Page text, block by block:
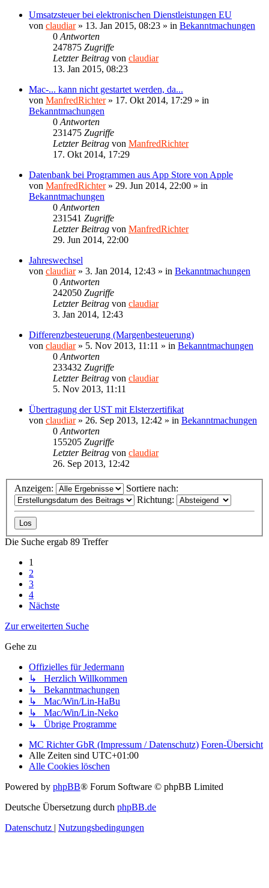
Umsatzsteuer bei elektronischen Dienstleistungen EU
von claudiar» 13. Jan 2015, 08:23 » in Bekanntmachungen
0 Antworten
247875 Zugriffe
Letzter Beitrag von claudiar
13. Jan 2015, 08:23
Mac-... kann nicht gestartet werden, da...
von ManfredRichter» 17. Okt 2014, 17:29 » in
Bekanntmachungen
0 Antworten
231475 Zugriffe
Letzter Beitrag von ManfredRichter
17. Okt 2014, 17:29
Datenbank bei Programmen aus App Store von Apple
von ManfredRichter» 29. Jun 2014, 22:00 » in
Bekanntmachungen
0 Antworten
231541 Zugriffe
Letzter Beitrag von ManfredRichter
29. Jun 2014, 22:00
Jahreswechsel
von claudiar» 3. Jan 2014, 12:43 » in Bekanntmachungen
0 Antworten
242050 Zugriffe
Letzter Beitrag von claudiar
3. Jan 2014, 12:43
Differenzbesteuerung (Margenbesteuerung)
von claudiar» 5. Nov 2013, 11:11 » in Bekanntmachungen
0 Antworten
233432 Zugriffe
Letzter Beitrag von claudiar
5. Nov 2013, 11:11
Übertragung der UST mit Elsterzertifikat
von claudiar» 26. Sep 2013, 12:42 » in Bekanntmachungen
0 Antworten
155205 Zugriffe
Letzter Beitrag von claudiar
26. Sep 2013, 12:42
Anzeigen:
Sortiere nach:
Richtung:
Die Suche ergab 89 Treffer
1
2
3
4
Nächste
Zur erweiterten Suche
Gehe zu
Offizielles für Jedermann
↳ Herzlich Willkommen
↳ Bekanntmachungen
↳ Mac/Win/Lin-HaBu
↳ Mac/Win/Lin-Neko
↳ Übrige Programme
MC Richter GbR (Impressum / Datenschutz) Foren-Übersicht
Alle Zeiten sind UTC+01:00
Alle Cookies löschen
Powered by phpBB® Forum Software © phpBB Limited
Deutsche Übersetzung durch phpBB.de
Datenschutz
Nutzungsbedingungen